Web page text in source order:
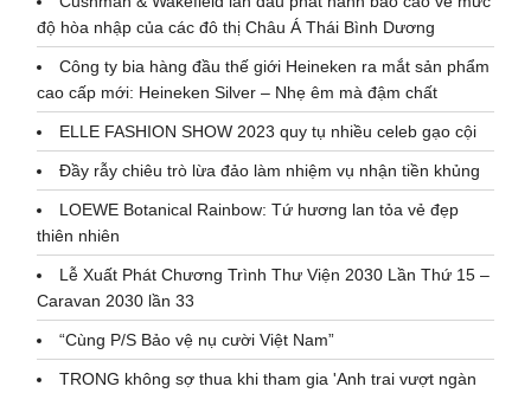
độ hòa nhập của các đô thị Châu Á Thái Bình Dương
Công ty bia hàng đầu thế giới Heineken ra mắt sản phẩm
cao cấp mới: Heineken Silver – Nhẹ êm mà đậm chất
ELLE FASHION SHOW 2023 quy tụ nhiều celeb gạo cội
Đầy rẫy chiêu trò lừa đảo làm nhiệm vụ nhận tiền khủng
LOEWE Botanical Rainbow: Tứ hương lan tỏa vẻ đẹp
thiên nhiên
Lễ Xuất Phát Chương Trình Thư Viện 2030 Lần Thứ 15 –
Caravan 2030 lần 33
“Cùng P/S Bảo vệ nụ cười Việt Nam”
TRONG không sợ thua khi tham gia 'Anh trai vượt ngàn